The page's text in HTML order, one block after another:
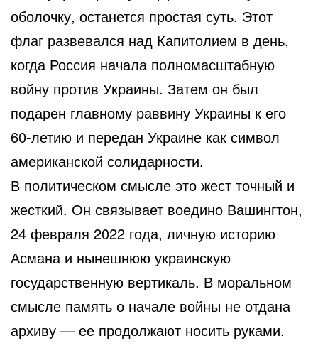
оболочку, останется простая суть. Этот
флаг развевался над Капитолием в день,
когда Россия начала полномасштабную
войну против Украины. Затем он был
подарен главному раввину Украины к его
60-летию и передан Украине как символ
американской солидарности.
В политическом смысле это жест точный и
жесткий. Он связывает воедино Вашингтон,
24 февраля 2022 года, личную историю
Асмана и нынешнюю украинскую
государственную вертикаль. В моральном
смысле память о начале войны не отдана
архиву — ее продолжают носить руками.